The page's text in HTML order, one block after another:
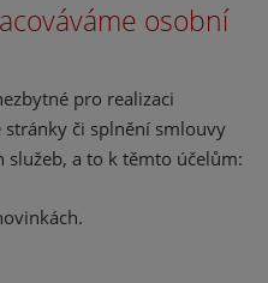
osobní
pro realizaci
či splnění smlouvy
a to k těmto účelům: